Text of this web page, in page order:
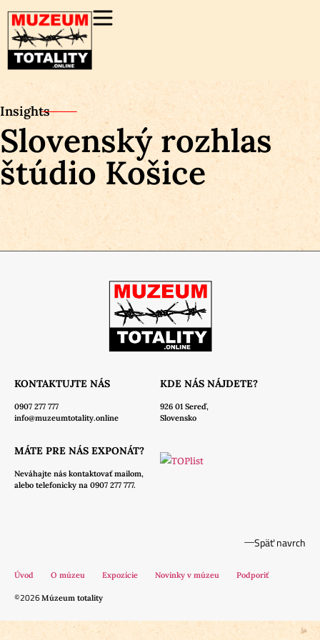
Insights
Slovenský rozhlas
štúdio Košice
KONTAKTUJTE NÁS
0907 277 777
info@muzeumtotality.online
KDE NÁS NÁJDETE?
926 01 Sereď,
Slovensko
MÁTE PRE NÁS EXPONÁT?
Neváhajte nás kontaktovať mailom,
alebo telefonicky na 0907 277 777.
Späť navrch
Úvod O múzeu Expozície Novinky v múzeu Podporiť
©2026Múzeum totality